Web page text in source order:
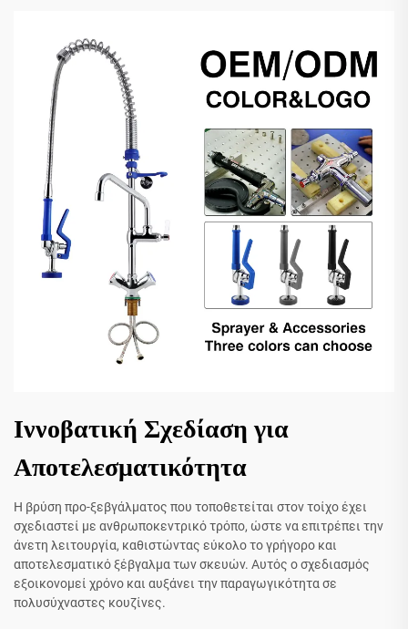
Ιννοβατική Σχεδίαση για
Αποτελεσματικότητα
Η βρύση προ-ξεβγάλματος που τοποθετείται στον τοίχο έχει
σχεδιαστεί με ανθρωποκεντρικό τρόπο, ώστε να επιτρέπει την
άνετη λειτουργία, καθιστώντας εύκολο το γρήγορο και
αποτελεσματικό ξέβγαλμα των σκευών. Αυτός ο σχεδιασμός
εξοικονομεί χρόνο και αυξάνει την παραγωγικότητα σε
πολυσύχναστες κουζίνες.